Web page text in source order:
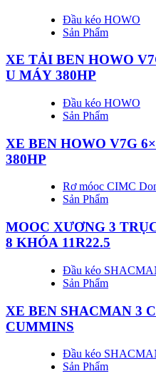
Đầu kéo HOWO
Sản Phẩm
XE TẢI BEN HOWO
U MÁY 380HP
Đầu kéo HOWO
Sản Phẩm
XE BEN HOWO V7G
380HP
Rơ móoc CIMC
Sản Phẩm
MOOC XƯƠNG 3
8 KHÓA 11R22.5
Đầu kéo
Sản Phẩm
XE BEN SHACMAN 3
CUMMINS
Đầu kéo
Sản Phẩm